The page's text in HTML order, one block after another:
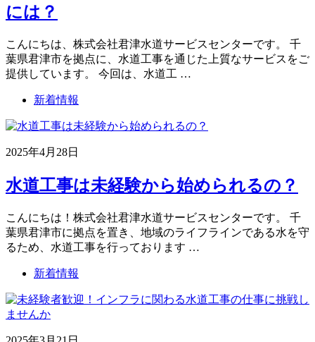
には？
こんにちは、株式会社君津水道サービスセンターです。 千
葉県君津市を拠点に、水道工事を通じた上質なサービスをご
提供しています。 今回は、水道工 …
新着情報
2025年4月28日
水道工事は未経験から始められるの？
こんにちは！株式会社君津水道サービスセンターです。 千
葉県君津市に拠点を置き、地域のライフラインである水を守
るため、水道工事を行っております …
新着情報